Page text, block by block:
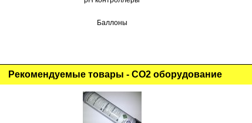
Баллоны
Рекомендуемые товары - CO2 оборудование